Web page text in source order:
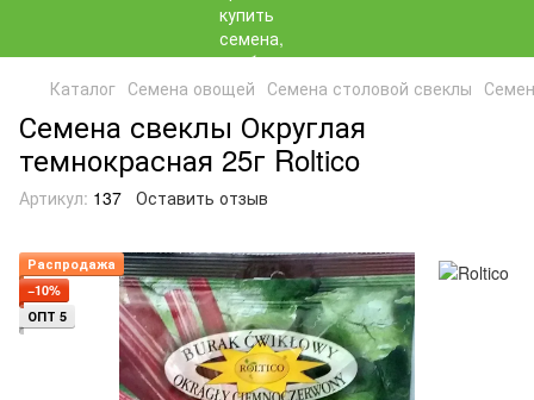
Каталог Семена овощей Семена столовой свеклы
Семена свеклы Округлая
темнокрасная 25г Roltico
Артикул: 137 Оставить отзыв
Распродажа
−10%
ОПТ 5